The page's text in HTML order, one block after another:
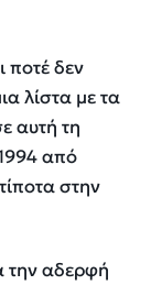
ποτέ δεν
λίστα με τα
αυτή τη
από
στην
την αδερφή